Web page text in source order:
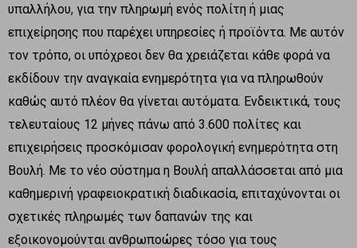
υπαλλήλου, για την πληρωμή ενός πολίτη ή μιας
επιχείρησης που παρέχει υπηρεσίες ή προϊόντα. Με αυτόν
τον τρόπο, οι υπόχρεοι δεν θα χρειάζεται κάθε φορά να
εκδίδουν την αναγκαία ενημερότητα για να πληρωθούν
καθώς αυτό πλέον θα γίνεται αυτόματα. Ενδεικτικά, τους
τελευταίους 12 μήνες πάνω από 3.600 πολίτες και
επιχειρήσεις προσκόμισαν φορολογική ενημερότητα στη
Βουλή. Με το νέο σύστημα η Βουλή απαλλάσσεται από μια
καθημερινή γραφειοκρατική διαδικασία, επιταχύνονται οι
σχετικές πληρωμές των δαπανών της και
εξοικονομούνται ανθρωποώρες τόσο για τους